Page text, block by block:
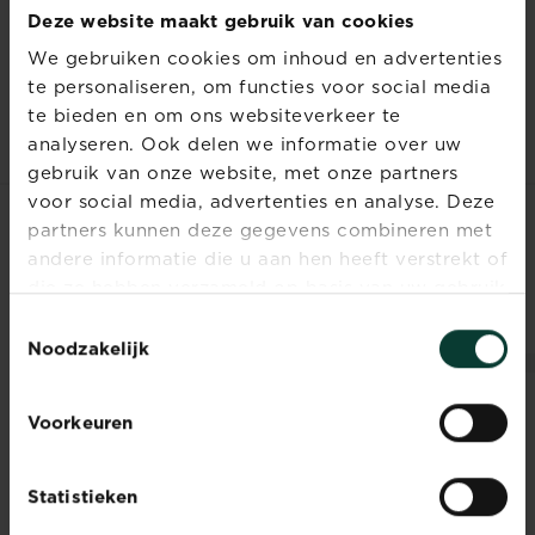
Deze website maakt gebruik van cookies
We gebruiken cookies om inhoud en advertenties
te personaliseren, om functies voor social media
te bieden en om ons websiteverkeer te
analyseren. Ook delen we informatie over uw
gebruik van onze website, met onze partners
voor social media, advertenties en analyse. Deze
partners kunnen deze gegevens combineren met
andere informatie die u aan hen heeft verstrekt of
die ze hebben verzameld op basis van uw gebruik
Noodzakelijk
Voorkeuren
Statistieken
op zoek naar kwalitatieve moederplanten,
stekgrond, stekpoeder, bodemverbeteraar of
meststof? Spring dan zeker eens binnen bij je
dichtstbijzijnde tuincentrum. De groenexperts
helpen je graag verder.
MENSEN ZOCHTEN
OOK NAAR